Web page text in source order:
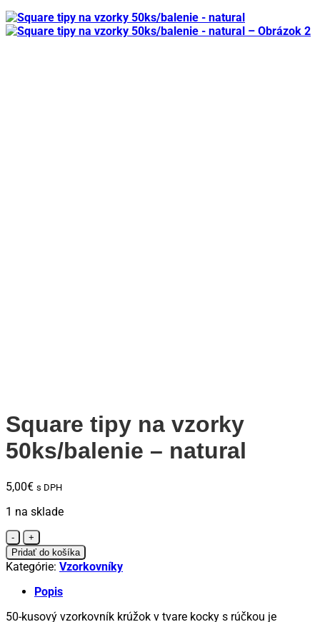
Square tipy na vzorky
50ks/balenie – natural
5,00€ s DPH
1 na sklade
množstvo
Square
tipy
na
vzorky
-
Pridať do košíka
Kategórie: Vzorkovníky
Popis
50-kusový vzorkovník krúžok v tvare kocky s rúčkou je